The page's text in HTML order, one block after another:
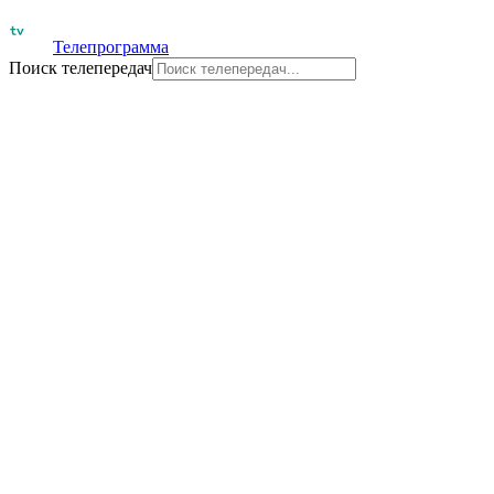
Телепрограмма
Поиск телепередач